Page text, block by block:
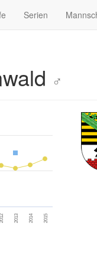
Serien
♂
2012 2013 2014 2015